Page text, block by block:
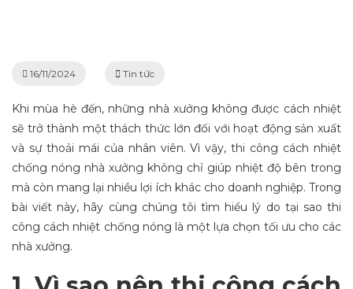
16/11/2024 Tin tức
Khi mùa hè đến, những nhà xưởng không được cách nhiệt
sẽ trở thành một thách thức lớn đối với hoạt động sản xuất
và sự thoải mái của nhân viên. Vì vậy, thi công cách nhiệt
chống nóng nhà xưởng không chỉ giúp nhiệt độ bên trong
mà còn mang lại nhiều lợi ích khác cho doanh nghiệp. Trong
bài viết này, hãy cùng chúng tôi tìm hiểu lý do tại sao thi
công cách nhiệt chống nóng là một lựa chọn tối ưu cho các
nhà xưởng.